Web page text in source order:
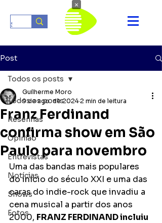
Post
Todos os posts
Resenhas
Opinião
Entrevistas
Notícias
Shows
Fotos
Todos os posts
Franz Ferdinand
confirma show em São
Paulo para novembro
Guilherme Moro
9 de ago. de 2024 2 min de leitura
Uma das bandas mais populares
do início do século XXI e uma das
caras do indie-rock que invadiu a
cena musical a partir dos anos
2000, FRANZ FERDINAND incluiu
×